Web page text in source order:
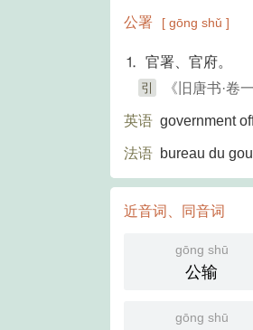
公署 [ gōng shǔ ]
⒈ 官署、官府。
引 《旧唐书·卷
英语 government
法语 bureau du
近音词、同音词
gōng shū
公输
gōng shū